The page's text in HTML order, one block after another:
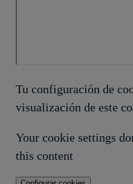
Tu configuración de
visualización de este
Your cookie settings
this content